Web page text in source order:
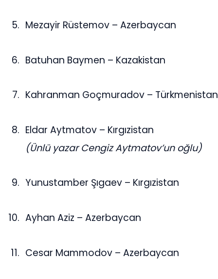
Mezayir Rüstemov – Azerbaycan
Batuhan Baymen – Kazakistan
Kahranman Goçmuradov – Türkmenistan
Eldar Aytmatov – Kırgızistan
(Ünlü yazar Cengiz Aytmatov’un oğlu)
Yunustamber Şıgaev – Kırgızistan
Ayhan Aziz – Azerbaycan
Cesar Mammodov – Azerbaycan